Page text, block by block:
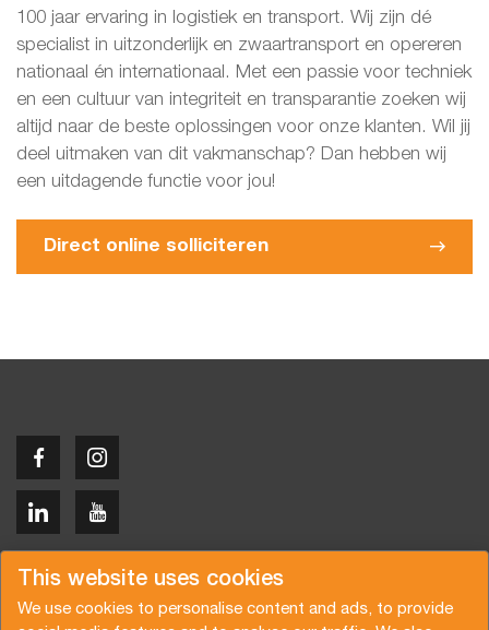
This website uses cookies
We use cookies to personalise content and ads, to provide
100 jaar ervaring in logistiek en transport. Wij zijn dé
specialist in uitzonderlijk en zwaartransport en opereren
nationaal én internationaal. Met een passie voor techniek
en een cultuur van integriteit en transparantie zoeken wij
altijd naar de beste oplossingen voor onze klanten. Wil jij
deel uitmaken van dit vakmanschap? Dan hebben wij
een uitdagende functie voor jou!
Direct online solliciteren
Copyright © 2026 Van der Vlist